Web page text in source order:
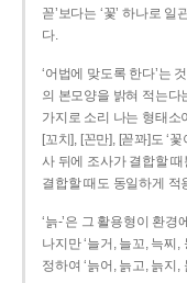
꼳’보다는 ‘꽃’ 하나로
다.
‘어법에 맞도록 한다’는
의 본모양을 밝혀 적는다
가지로 소리 나는 형태소
[꼬치], [꼰만], [꼳꽈]도 ‘
사 뒤에 조사가 결합할
결합할 때도 동일하게 적
‘늙-’은 그 활용형이 환경
나지만 ‘늘거, 늘꼬, 늑찌,
정하여 ‘늙어, 늙고, 늙지,